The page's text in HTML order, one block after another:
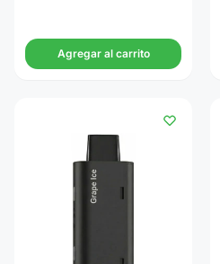
Agregar al carrito